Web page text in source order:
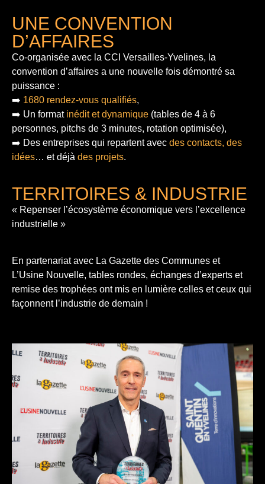
UNE CONVENTION
D’AFFAIRES
Co-organisée avec la CCI Versailles-Yvelines, la
convention d’affaires a une nouvelle fois démontré sa
puissance :
➡️ 1680 rendez-vous qualifiés,
➡️ Un format inédit et dynamique (tables de 4 à 6
personnes, pitchs de 3 minutes, rotation optimisée),
➡️ Des entreprises qui repartent avec des contacts, des
idées… et déjà des projets.
TERRITOIRES & INDUSTRIE
« Repenser l’écosystème économique vers l’excellence
industrielle »
En partenariat avec La Gazette des Communes et
L’Usine Nouvelle, tables rondes, échanges d’experts et
remise des trophées ont mis en lumière celles et ceux qui
façonnent l’industrie de demain !